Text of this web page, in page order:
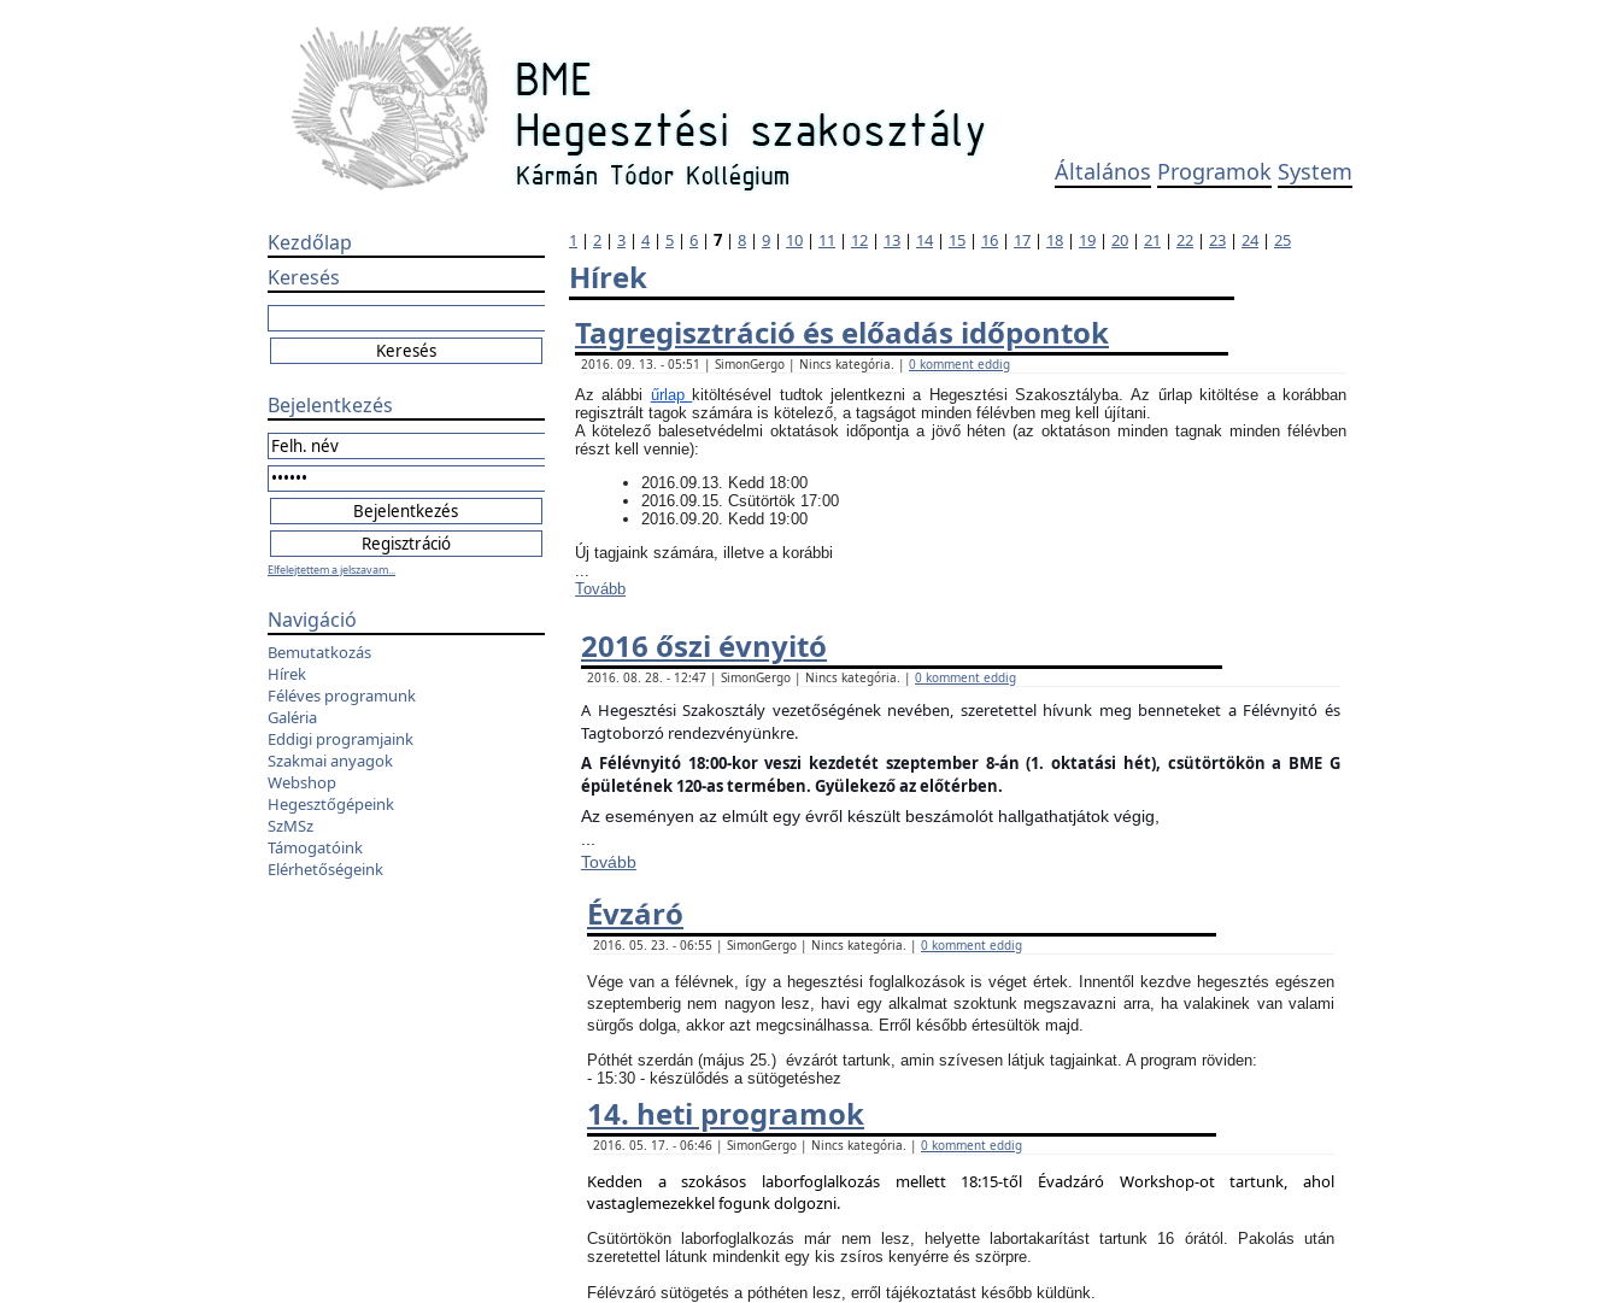
Általános Programok System
Kezdőlap
Keresés
Bejelentkezés
Elfelejtettem a jelszavam...
Navigáció
Bemutatkozás
Hírek
Féléves programunk
Galéria
Eddigi programjaink
Szakmai anyagok
Webshop
Hegesztőgépeink
SzMSz
Támogatóink
Elérhetőségeink
1 | 2 | 3 | 4| 5 | 6 | 7 | 8 | 9 | 10 | 11 | 12 | 13 | 14| 15 | 16 | 17 | 18 | 19 | 20 | 21 | 22 | 23 | 24| 25
Hírek
Tagregisztráció és előadás időpontok
2016. 09. 13. - 05:51 | SimonGergo | Nincs kategória. | 0 komment eddig
Az alábbi űrlap kitöltésével tudtok jelentkezni a Hegesztési Szakosztályba. Az űrlap kitöltése a korábban
regisztrált tagok számára is kötelező, a tagságot minden félévben meg kell újítani.
​A kötelező balesetvédelmi oktatások időpontja a jövő héten (az oktatáson minden tagnak minden félévben
részt kell vennie):
​2016.09.13. Kedd 18:00
2016.09.15. Csütörtök 17:00
2016.09.20. Kedd 19:00
Új tagjaink számára, illetve a korábbi
...
Tovább
2016 őszi évnyitó
2016. 08. 28. - 12:47 | SimonGergo | Nincs kategória. | 0 komment eddig
A Hegesztési Szakosztály vezetőségének nevében, szeretettel hívunk meg benneteket a Félévnyitó és
Tagtoborzó rendezvényünkre.
A Félévnyitó 18:00-kor veszi kezdetét szeptember 8-án (1. oktatási hét), csütörtökön a BME G
épületének 120-as termében. Gyülekező az előtérben.
Az eseményen az elmúlt egy évről készült beszámolót hallgathatjátok végig,
Tovább
Évzáró
2016. 05. 23. - 06:55 | SimonGergo | Nincs kategória. | 0 komment eddig
Vége van a félévnek, így a hegesztési foglalkozások is véget értek. Innentől kezdve hegesztés egészen
szeptemberig nem nagyon lesz, havi egy alkalmat szoktunk megszavazni arra, ha valakinek van valami
sürgős dolga, akkor azt megcsinálhassa. Erről később értesültök majd.
Póthét szerdán (május 25.) évzárót tartunk, amin szívesen látjuk tagjainkat. A program röviden:
- 15:30 - készülődés a sütögetéshez
14. heti programok
2016. 05. 17. - 06:46 | SimonGergo | Nincs kategória. | 0 komment eddig
Kedden a szokásos laborfoglalkozás mellett 18:15-től Évadzáró Workshop-ot tartunk, ahol
vastaglemezekkel fogunk dolgozni.
Csütörtökön laborfoglalkozás már nem lesz, helyette labortakarítást tartunk 16 órától. Pakolás után
szeretettel látunk mindenkit egy kis zsíros kenyérre és szörpre.
Félévzáró sütögetés a póthéten lesz, erről tájékoztatást később küldünk.